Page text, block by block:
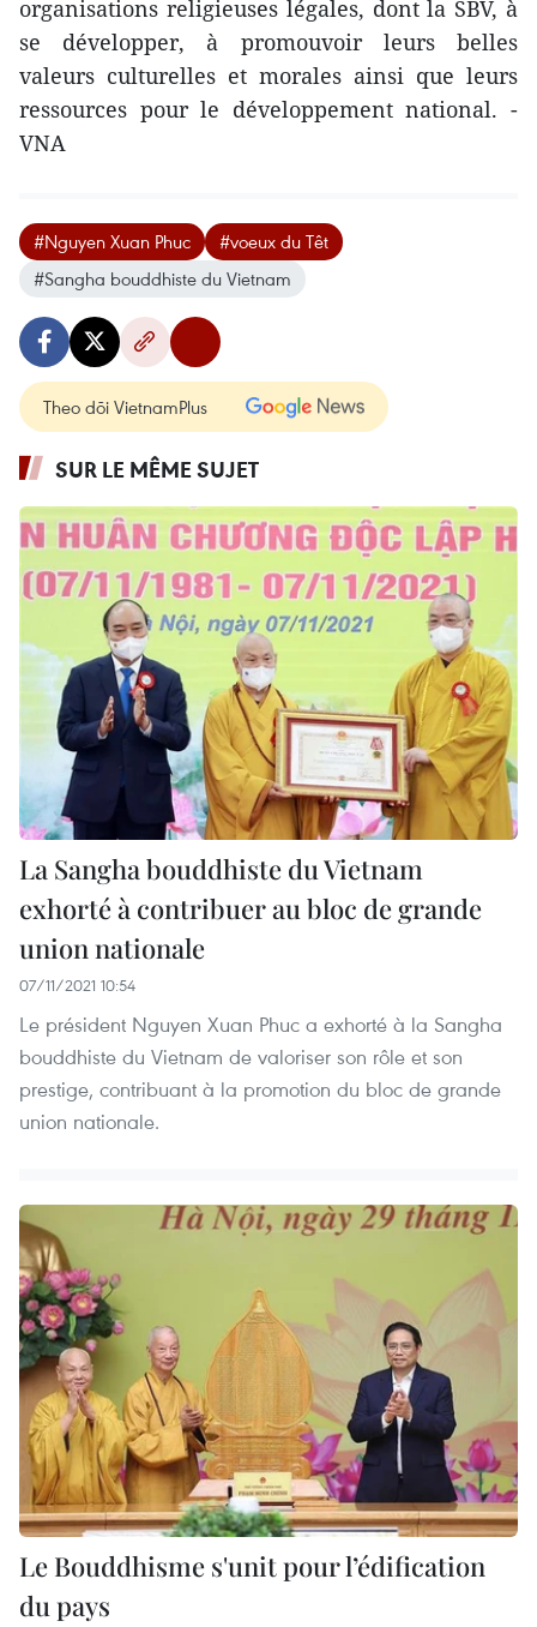
organisations religieuses légales, dont la SBV, à
se développer, à promouvoir leurs belles
valeurs culturelles et morales ainsi que leurs
ressources pour le développement national. -
VNA
#Nguyen Xuan Phuc
#voeux du Têt
#Sangha bouddhiste du Vietnam
Theo dõi VietnamPlus
SUR LE MÊME SUJET
La Sangha bouddhiste du Vietnam
exhorté à contribuer au bloc de grande
union nationale
07/11/2021 10:54
Le président Nguyen Xuan Phuc a exhorté à la Sangha
bouddhiste du Vietnam de valoriser son rôle et son
prestige, contribuant à la promotion du bloc de grande
union nationale.
Le Bouddhisme s'unit pour l’édification
du pays